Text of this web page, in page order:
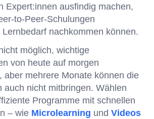
Expert:innen ausfindig machen,
to-Peer-Schulungen
nachkommen können.
möglich, wichtige
von heute auf morgen
aber mehrere Monate können die
auch nicht mitbringen. Wählen
Programme mit schnellen
– wie Microlearning und Videos